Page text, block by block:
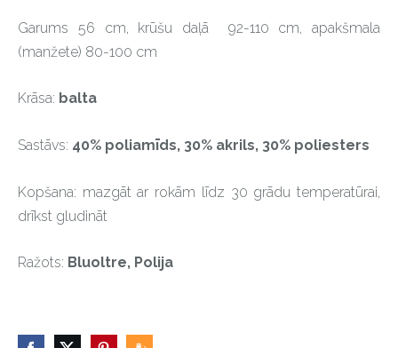
Garums 56 cm, krūšu daļā 92-110 cm, apakšmala
(manžete) 80-100 cm
Krāsa: balta
Sastāvs: 40% poliamīds, 30% akrils, 30% poliesters
Kopšana: mazgāt ar rokām līdz 30 grādu temperatūrai,
drīkst gludināt
Ražots: Bluoltre, Polija